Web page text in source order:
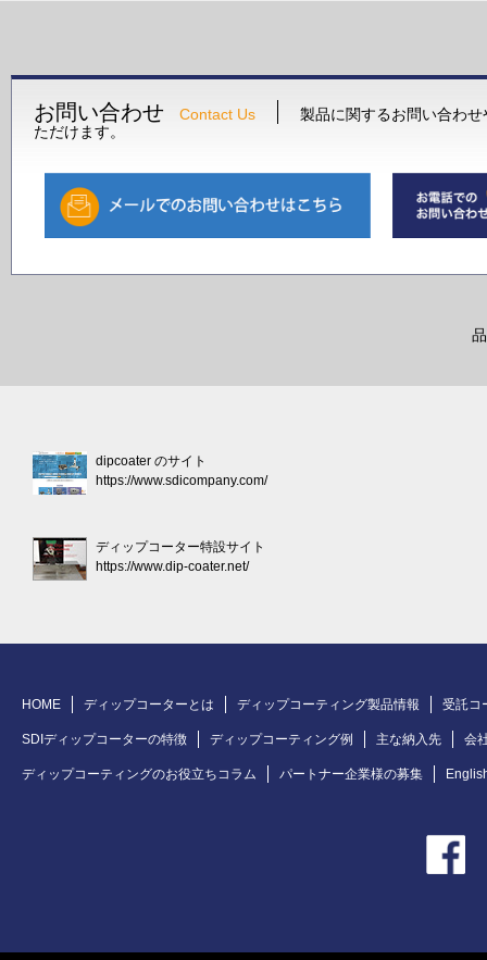
お問い合わせ Contact Us
製品に関するお問い合わ
ただけます。
dipcoater のサイト
https://www.sdicompany.com/
ディップコーター特設サイト
https://www.dip-coater.net/
HOME ディップコーターとは ディップコーティング製品情報 受託コ
SDIディップコーターの特徴 ディップコーティング例 主な納入先 会
ディップコーティングのお役立ちコラム パートナー企業様の募集